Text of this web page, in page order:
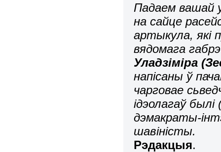
Падаем вашай
на сайце
артыкула, які
вядомага
Уладзіміра
напісаны ў
чарговае
ідэолагаў
дэмакраты-
шавіністы.
Рэдакцыя.